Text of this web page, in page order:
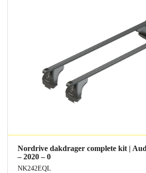
Nordrive dakdrager complete kit |
– 2020 – 0
NK242EQL